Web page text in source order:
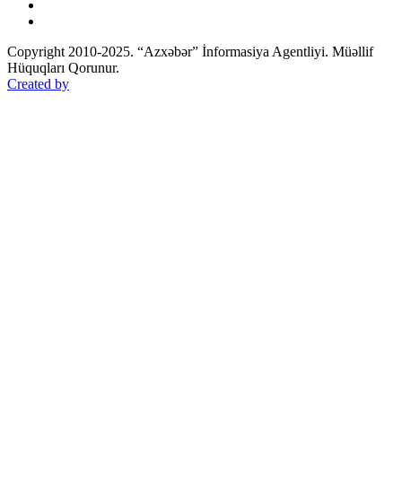
Copyright 2010-2025. “Azxəbər” İnformasiya Agentliyi. Müəllif
Hüquqları Qorunur.
Created by